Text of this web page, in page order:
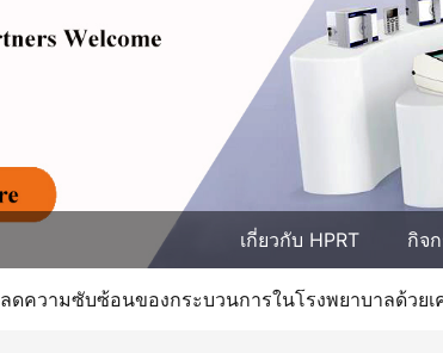
เกี่ยวกับ HPRT กิจ
ลดความซับซ้อนของกระบวนการในโรงพยาบาลด้วย